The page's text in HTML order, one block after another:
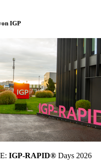
IGP
IGP-RAPID® Days 2026